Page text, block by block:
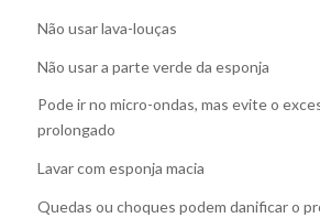
Não usar lava-louças
Não usar a parte verde da esponja
Pode ir no micro-ondas, mas evite o
prolongado
Lavar com esponja macia
Quedas ou choques podem danificar o